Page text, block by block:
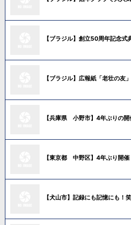
【ブラジル】創立50周年記念式
【ブラジル】広報紙「老壮の友
【兵庫県 小野市】4年ぶりの
【東京都 中野区】4年ぶり開
【犬山市】記録にも記憶にも！